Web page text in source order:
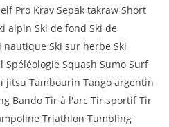
Pro Krav Sepak takraw Short
alpin Ski de fond Ski de
nautique Ski sur herbe Ski
Squash Sumo Surf
jitsu Tambourin Tango argentin
Bando Tir à l'arc Tir sportif Tir
Triathlon Tumbling